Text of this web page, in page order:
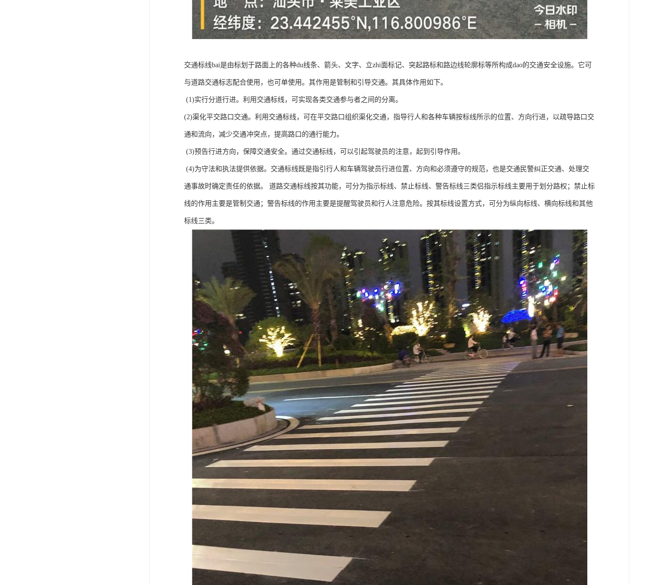
交通标线bai是由标划于路面上的各种du线条、箭头、文字、立zhi面标记、突起路标和路边线轮廓标等所构成dao的交通安全设施。它可
与道路交通标志配合使用，也可单使用。其作用是管制和引导交通。其具体作用如下。
(1)实行分道行进。利用交通标线，可实现各类交通参与者之间的分离。
(2)渠化平交路口交通。利用交通标线，可在平交路口组织渠化交通，指导行人和各种车辆按标线所示的位置、方向行进，以疏导路口交
通和流向，减少交通冲突点，提高路口的通行能力。
(3)预告行进方向，保障交通安全。通过交通标线，可以引起驾驶员的注意，起到引导作用。
(4)为守法和执法提供依据。交通标线既是指引行人和车辆驾驶员行进位置、方向和必须遵守的规范，也是交通民警纠正交通、处理交
通事故时确定责任的依据。 道路交通标线按其功能，可分为指示标线、禁止标线、警告标线三类侣指示标线主要用于划分路权；禁止标
线的作用主要是管制交通；警告标线的作用主要是提醒驾驶员和行人注意危险。按其标线设置方式，可分为纵向标线、横向标线和其他
标线三类。